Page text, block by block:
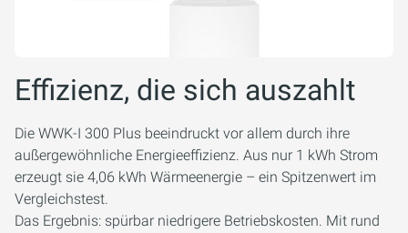
Effizienz, die sich auszahlt
Die WWK-I 300 Plus beeindruckt vor allem durch ihre
außergewöhnliche Energieeffizienz. Aus nur 1 kWh Strom
erzeugt sie 4,06 kWh Wärmeenergie – ein Spitzenwert im
Vergleichstest.
Das Ergebnis: spürbar niedrigere Betriebskosten. Mit rund